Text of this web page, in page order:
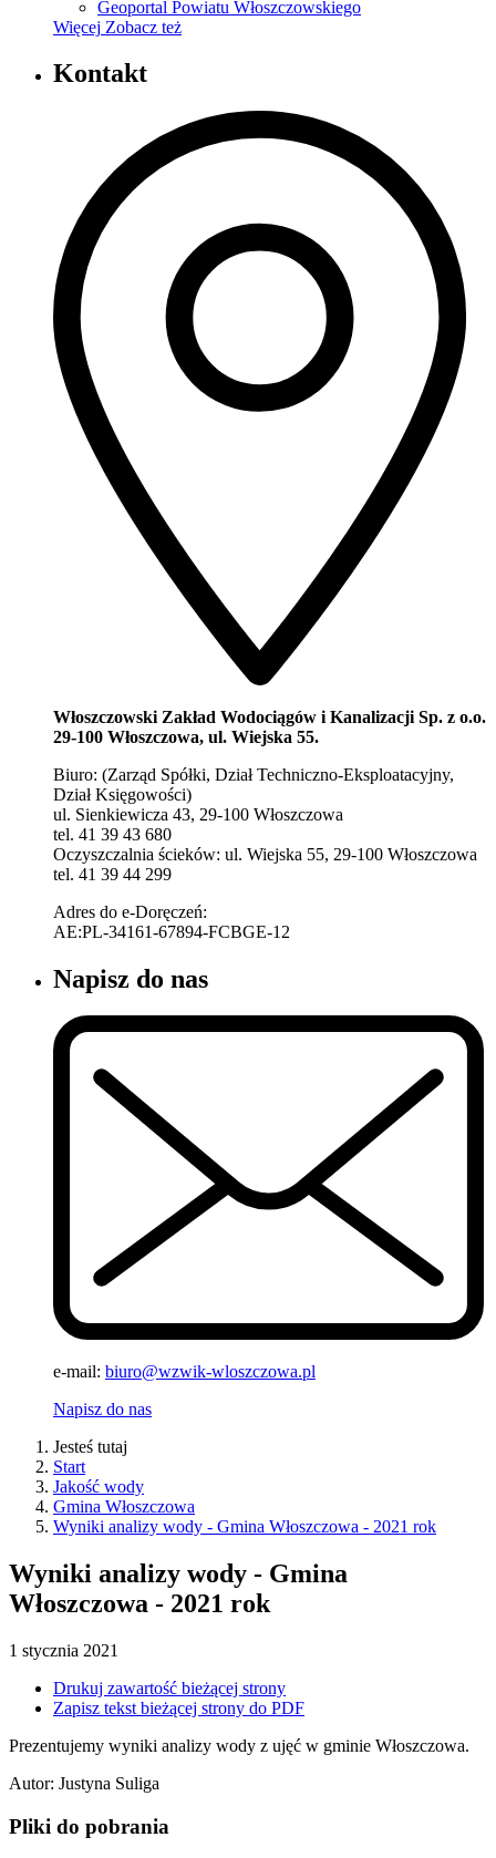
Geoportal Powiatu Włoszczowskiego
Więcej Zobacz też
Kontakt
Włoszczowski Zakład Wodociągów i Kanalizacji Sp. z o.o.
29-100 Włoszczowa, ul. Wiejska 55.
Biuro: (Zarząd Spółki, Dział Techniczno-Eksploatacyjny,
Dział Księgowości)
ul. Sienkiewicza 43, 29-100 Włoszczowa
tel. 41 39 43 680
Oczyszczalnia ścieków: ul. Wiejska 55, 29-100 Włoszczowa
tel. 41 39 44 299
Adres do e-Doręczeń:
AE:PL-34161-67894-FCBGE-12
Napisz do nas
e-mail: biuro@wzwik-wloszczowa.pl
Napisz do nas
Jesteś tutaj
Start
Jakość wody
Gmina Włoszczowa
Wyniki analizy wody - Gmina Włoszczowa - 2021 rok
Wyniki analizy wody - Gmina
Włoszczowa - 2021 rok
1 stycznia 2021
Drukuj zawartość bieżącej strony
Zapisz tekst bieżącej strony do PDF
Prezentujemy wyniki analizy wody z ujęć w gminie Włoszczowa.
Autor: Justyna Suliga
Pliki do pobrania